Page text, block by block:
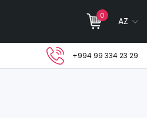
0
AZ
+994 99 334 23 29